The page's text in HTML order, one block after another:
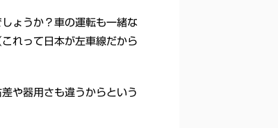
ょうか？車の運転も一緒な
れって日本が左車線だから
や器用さも違うからという